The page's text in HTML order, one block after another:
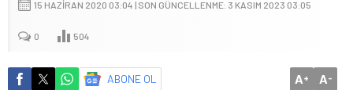
15 HAZIRAN 2020 03:04 | SON GÜNCELLENME: 3 KASIM 2023 03:05
0 504
ABONE OL A+ A-